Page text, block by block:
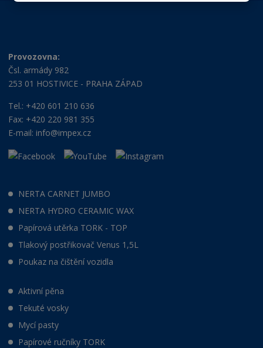
Provozovna:
Čsl. armády 982
253 01 HOSTIVICE - PRAHA ZÁPAD
Tel.: +420 601 210 636
Fax: +420 220 981 355
E-mail: info@impex.cz
NERTA CARNET JUMBO
NERTA HYDRO CERAMIC WAX
Papírová utěrka TORK - TOP
Tlakový postřikovač Venus 1,5L
Poukaz na čištění vozidla
Aktivní pěna
Tekuté vosky
Mycí pasty
Papírové ručníky TORK